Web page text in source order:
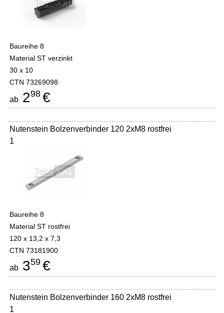
Baureihe 8
Material ST verzinkt
30 x 10
CTN 73269098
ab 298 €
Nutenstein Bolzenverbinder 120 2xM8 rostfrei
1
Baureihe 8
Material ST rostfrei
120 x 13,2 x 7,3
CTN 73181900
ab 359 €
Nutenstein Bolzenverbinder 160 2xM8 rostfrei
1